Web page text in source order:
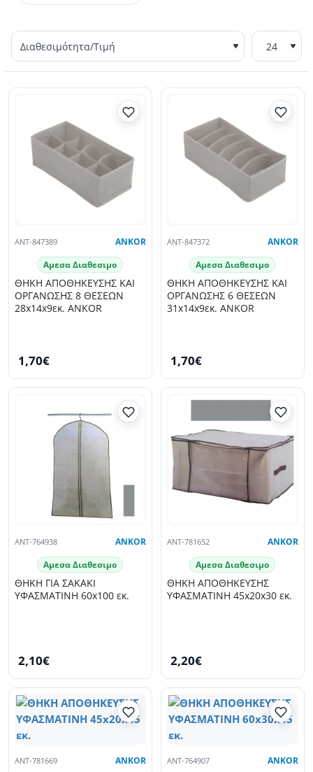
ANT-847389 ANKOR
Αμεσα Διαθεσιμο
ΘΗΚΗ ΑΠΟΘΗΚΕΥΣΗΣ ΚΑΙ
ΟΡΓΑΝΩΣΗΣ 8 ΘΕΣΕΩΝ
28x14x9εκ. ANKOR
1,70€
ANT-847372 ANKOR
Αμεσα Διαθεσιμο
ΘΗΚΗ ΑΠΟΘΗΚΕΥΣΗΣ ΚΑΙ
ΟΡΓΑΝΩΣΗΣ 6 ΘΕΣΕΩΝ
31x14x9εκ. ANKOR
1,70€
ANT-764938 ANKOR
Αμεσα Διαθεσιμο
ΘΗΚΗ ΓΙΑ ΣΑΚΑΚΙ
ΥΦΑΣΜΑΤΙΝΗ 60x100 εκ.
2,10€
ANT-781652 ANKOR
Αμεσα Διαθεσιμο
ΘΗΚΗ ΑΠΟΘΗΚΕΥΣΗΣ
ΥΦΑΣΜΑΤΙΝΗ 45x20x30 εκ.
2,20€
ANT-781669 ANKOR ANT-764907 ANKOR